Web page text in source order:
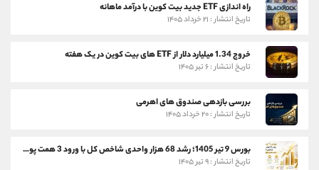
راه اندازی ETF جدید بیت کوین با درآمد ماهانه
تاریخ انتشار : ۲۱ خرداد ۱۴۰۵
خروج 1.34 میلیارد دلار از ETF های بیت کوین در یک هفته
تاریخ انتشار : ۶ تیر ۱۴۰۵
بررسی بازدهی صندوق های اهرمی
تاریخ انتشار : ۲۰ خرداد ۱۴۰۵
بورس 9 تیر 1405؛ رشد 68 هزار واحدی شاخص کل با ورود 3 همت پول حقیقی
تاریخ انتشار : ۹ تیر ۱۴۰۵